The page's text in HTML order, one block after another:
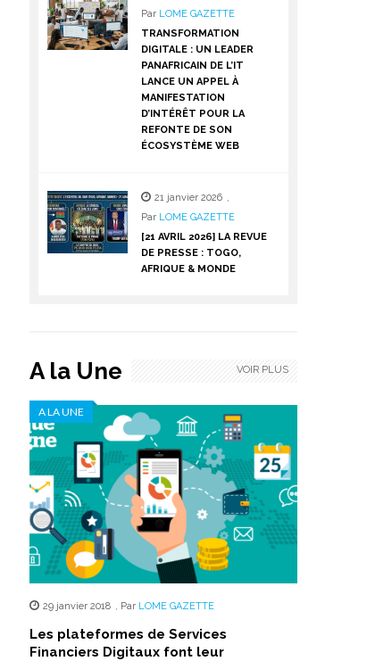
Par LOME GAZETTE
TRANSFORMATION
DIGITALE : UN LEADER
PANAFRICAIN DE L’IT
LANCE UN APPEL À
MANIFESTATION
D’INTÉRÊT POUR LA
REFONTE DE SON
ÉCOSYSTÈME WEB
21 janvier 2026 ,
Par LOME GAZETTE
[21 AVRIL 2026] LA REVUE
DE PRESSE : TOGO,
AFRIQUE & MONDE
A la Une
A LA UNE
29 janvier 2018 , Par LOME GAZETTE
Les plateformes de Services
Financiers Digitaux font leur
VOIR PLUS